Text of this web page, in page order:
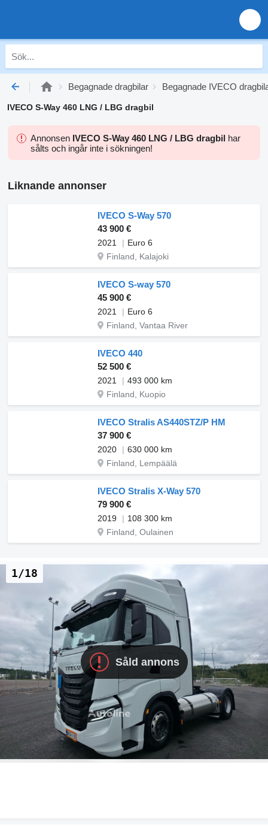
Begagnade dragbilar Begagnade IVECO
IVECO S-Way 460 LNG / LBG dragbil
Annonsen IVECO S-Way 460 LNG / LBG dragbil har
sålts och ingår inte i sökningen!
Liknande annonser
IVECO S-Way 570
43 900 €
2021
Euro 6
Finland, Kalajoki
IVECO S-way 570
45 900 €
2021
Euro 6
Finland, Vantaa River
IVECO 440
52 500 €
2021
493 000 km
Finland, Kuopio
IVECO Stralis AS440STZ/P HM
37 900 €
2020
630 000 km
Finland, Lempäälä
IVECO Stralis X-Way 570
79 900 €
2019
108 300 km
Finland, Oulainen
Såld annons
1/18